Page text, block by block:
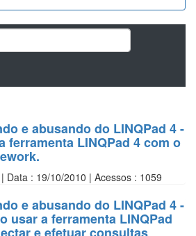
e abusando do LINQPad 4 -
ferramenta LINQPad 4 com o
Data : 19/10/2010 | Acessos : 1059
e abusando do LINQPad 4 -
usar a ferramenta LINQPad